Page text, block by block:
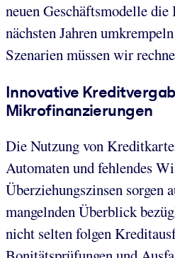
neuen Geschäftsmodelle die
nächsten Jahren
Szenarien müssen wir
Innovative
Mikrofinanzierungen
Die Nutzung von
Automaten und fehlendes
Überziehungszinsen sorgen
mangelnden Überblick
nicht selten folgen